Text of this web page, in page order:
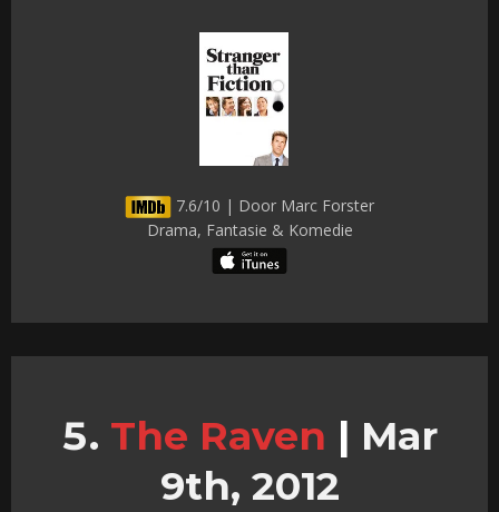
7.6/10 | Door Marc Forster
Drama, Fantasie & Komedie
The Raven | Mar
9th, 2012